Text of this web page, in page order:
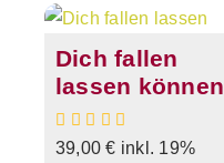
Dich fallen
lassen können
39,00€ inkl. 19%